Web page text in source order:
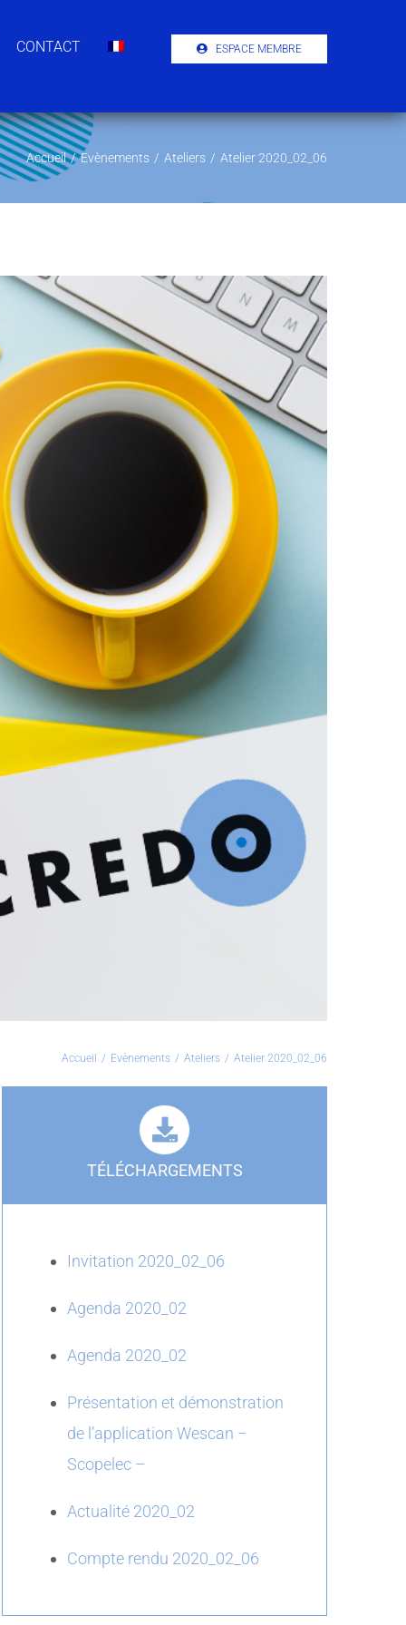
CONTACT ESPACE MEMBRE
Accueil / Evènements / Ateliers / Atelier 2020_02_06
Accueil / Evènements / Ateliers / Atelier 2020_02_06
TÉLÉCHARGEMENTS
Invitation 2020_02_06
Agenda 2020_02
Agenda 2020_02
Présentation et démonstration
de l’application Wescan −
Scopelec –
Actualité 2020_02
Compte rendu 2020_02_06